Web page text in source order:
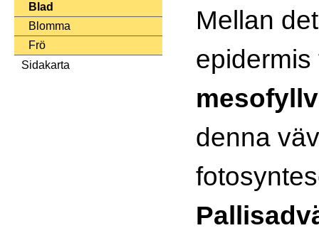
Blad
Blomma
Frö
Sidakarta
Mellan
epidermis
denna